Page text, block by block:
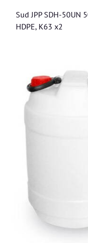
Sud JPP SDH-50UN
HDPE, K63 x2